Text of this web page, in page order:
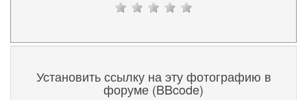
Установить ссылку на эту фотографию в
форуме (BBcode)